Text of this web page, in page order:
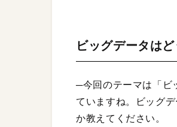
ビッグデータは
─今回のテーマは「ビ
ていますね。ビッグ
か教えてください。